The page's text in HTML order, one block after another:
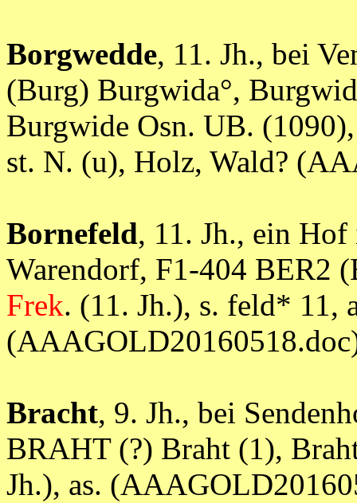
Borgwedde, 11. Jh., bei
(Burg) Burgwida°,
Burgwide Osn. UB.
st. N. (u), Holz, Wald?
Bornefeld, 11. Jh., ein
Warendorf, F1-404 BER2
Frek. (11. Jh.), s. feld* 11,
Bracht, 9. Jh., bei
BRAHT (?) Braht (1),
Jh.), as.